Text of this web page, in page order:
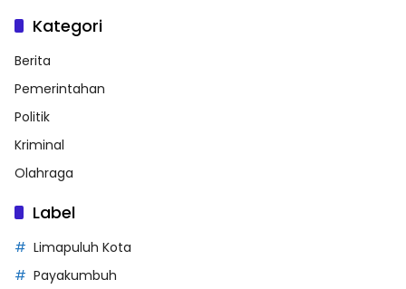
Kategori
Berita
Pemerintahan
Politik
Kriminal
Olahraga
Label
Limapuluh Kota
Payakumbuh